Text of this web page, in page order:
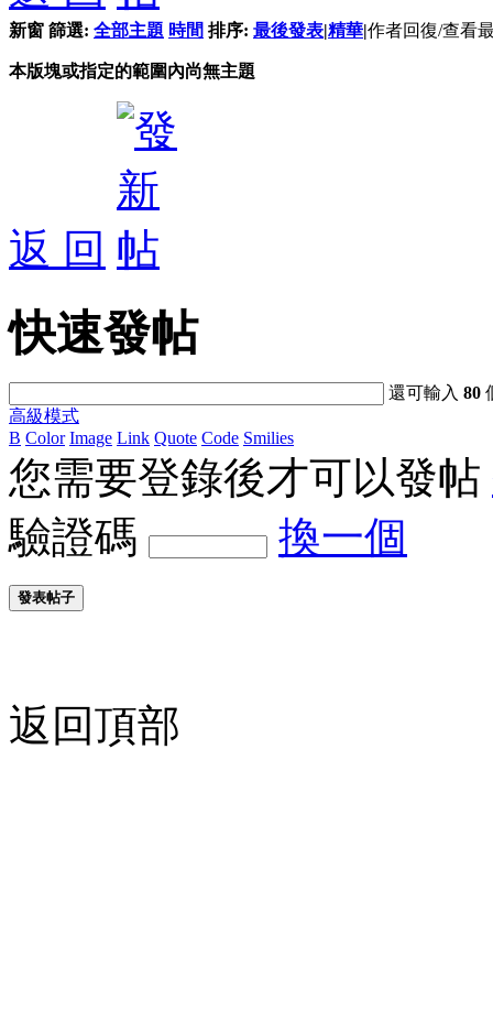
新窗 篩選: 全部主題 時間 排序: 最後發表|精華|作者回復/查看
本版塊或指定的範圍內尚無主題
返 回
快速發帖
還可輸入80
高級模式
B Color Image Link Quote Code Smilies
您需要登錄後才可以發帖
驗證碼
換一個
發表帖子
返回頂部